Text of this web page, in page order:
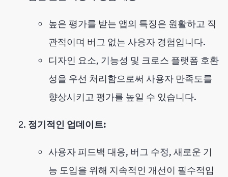
높은 평가를 받는 앱의 특징은 원활하고 직
관적이며 버그 없는 사용자 경험입니다.
디자인 요소, 기능성 및 크로스 플랫폼 호환
성을 우선 처리함으로써 사용자 만족도를
향상시키고 평가를 높일 수 있습니다.
정기적인 업데이트:
사용자 피드백 대응, 버그 수정, 새로운 기
능 도입을 위해 지속적인 개선이 필수적입